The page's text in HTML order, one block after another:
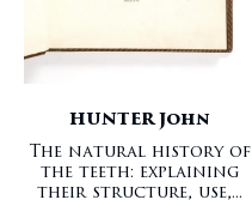
HUNTER John
The natural history of
the teeth: explaining
their structure, use,...